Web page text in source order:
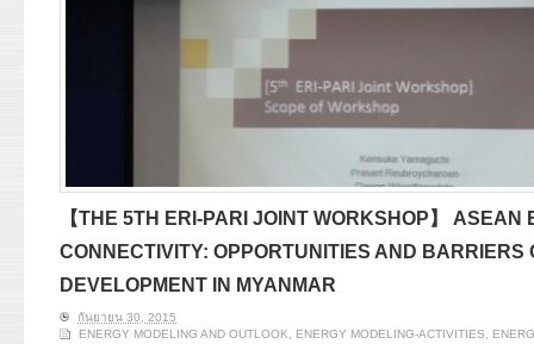
【THE 5TH ERI-PARI JOINT WORKSHOP】 ASEAN
CONNECTIVITY: OPPORTUNITIES AND BARRIERS
DEVELOPMENT IN MYANMAR
กันยายน 30, 2015
ENERGY MODELING AND OUTLOOK, ENERGY MODELING-ACTIVITIES,